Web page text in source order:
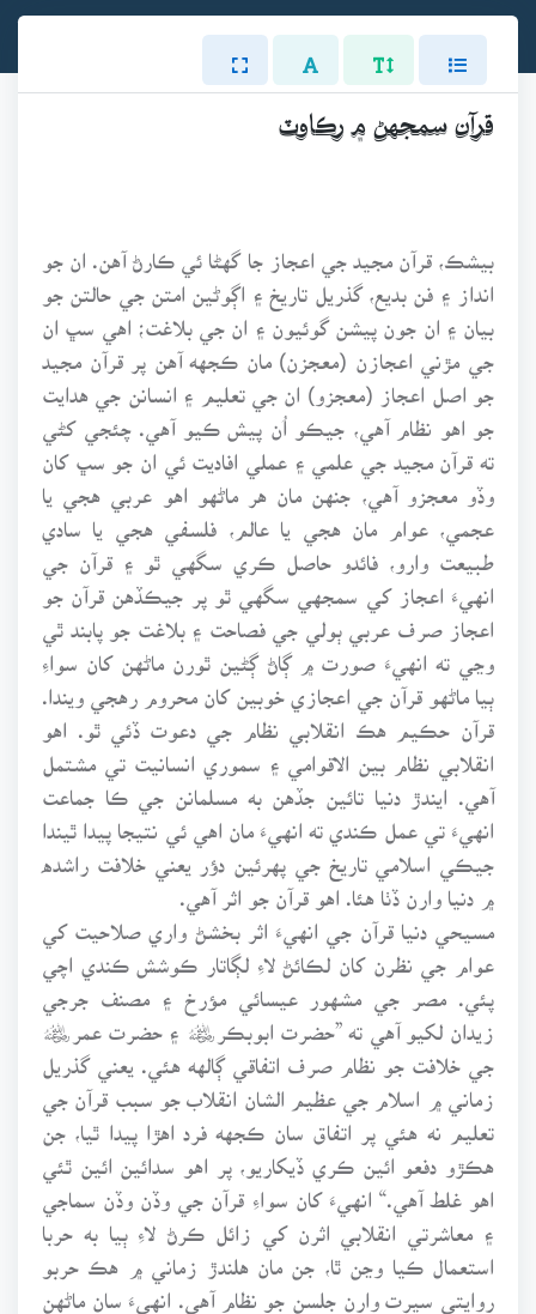
قرآن سمجهڻ ۾ رڪاوٽ
بيشڪ، قرآن مجيد جي اعجاز جا گهڻا ئي ڪارڻ آهن. ان جو
انداز ۽ فن بديع، گذريل تاريخ ۽ اڳوڻين امتن جي حالتن جو
بيان ۽ ان جون پيشن گوئيون ۽ ان جي بلاغت؛ اهي سڀ ان
جي مڙني اعجازن (معجزن) مان ڪجهه آهن پر قرآن مجيد
جو اصل اعجاز (معجزو) ان جي تعليم ۽ انسانن جي هدايت
جو اهو نظام آهي، جيڪو اُن پيش ڪيو آهي. چئجي کڻي
ته قرآن مجيد جي علمي ۽ عملي افاديت ئي ان جو سڀ کان
وڏو معجزو آهي، جنهن مان هر ماڻهو اهو عربي هجي يا
عجمي، عوام مان هجي يا عالم، فلسفي هجي يا سادي
طبيعت وارو، فائدو حاصل ڪري سگهي ٿو ۽ قرآن جي
انهيءَ اعجاز کي سمجهي سگهي ٿو پر جيڪڏهن قرآن جو
اعجاز صرف عربي ٻولي جي فصاحت ۽ بلاغت جو پابند ٿي
وڃي ته انهيءَ صورت ۾ ڳاڻ ڳڻين ٿورن ماڻهن کان سواءِ
ٻيا ماڻهو قرآن جي اعجازي خوبين کان محروم رهجي ويندا.
قرآن حڪيم هڪ انقلابي نظام جي دعوت ڏئي ٿو. اهو
انقلابي نظام بين الاقوامي ۽ سموري انسانيت تي مشتمل
آهي. ايندڙ دنيا تائين جڏهن به مسلمانن جي ڪا جماعت
انهيءَ تي عمل ڪندي ته انهيءَ مان اهي ئي نتيجا پيدا ٿيندا
جيڪي اسلامي تاريخ جي پهرئين دؤر يعني خلافت راشده
۾ دنيا وارن ڏٺا هئا. اهو قرآن جو اثر آهي.
مسيحي دنيا قرآن جي انهيءَ اثر بخشڻ واري صلاحيت کي
عوام جي نظرن کان لڪائڻ لاءِ لڳاتار ڪوشش ڪندي اچي
پئي. مصر جي مشهور عيسائي مؤرخ ۽ مصنف جرجي
زيدان لکيو آهي ته ”حضرت ابوبڪر﷦ ۽ حضرت عمر﷦
جي خلافت جو نظام صرف اتفاقي ڳالهه هئي. يعني گذريل
زماني ۾ اسلام جي عظيم الشان انقلاب جو سبب قرآن جي
تعليم نه هئي پر اتفاق سان ڪجهه فرد اهڙا پيدا ٿيا، جن
هڪڙو دفعو ائين ڪري ڏيکاريو، پر اهو سدائين ائين ٿئي
اهو غلط آهي.“ انهيءَ کان سواءِ قرآن جي وڏن وڏن سماجي
۽ معاشرتي انقلابي اثرن کي زائل ڪرڻ لاءِ ٻيا به حربا
استعمال ڪيا وڃن ٿا، جن مان هلندڙ زماني ۾ هڪ حربو
روايتي سيرت وارن جلسن جو نظام آهي. انهيءَ سان ماڻهن